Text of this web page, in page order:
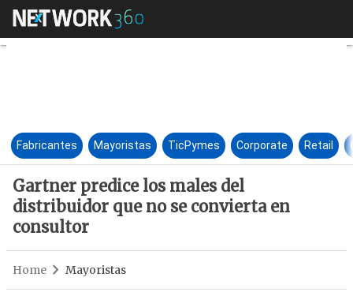
Gartner predice los males
Fabricantes Mayoristas TicPymes Corporate Retail
Gartner predice los males del
distribuidor que no se convierta en
consultor
Home Mayoristas